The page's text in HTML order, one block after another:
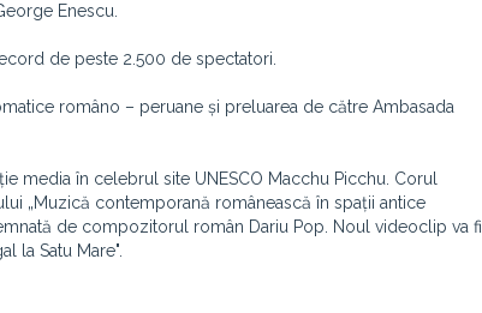
Enescu.
de peste 2.500 de spectatori.
româno – peruane și preluarea de către Ambasada
în celebrul site UNESCO Macchu Picchu. Corul
„Muzică contemporană românească în spații antice
de compozitorul român Dariu Pop. Noul videoclip va fi
la Satu Mare".